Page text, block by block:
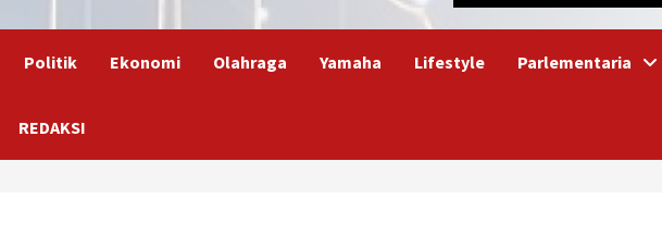
Politik Ekonomi Olahraga Yamaha Lifestyle Parlementaria
REDAKSI